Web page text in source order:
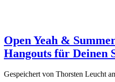
Open Yeah &
Hangouts für Deinen
Gespeichert von Thorsten Leucht